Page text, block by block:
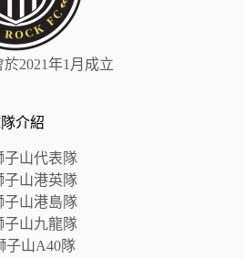
2021年1月成立
介紹
子山代表隊
子山港英隊
子山港島隊
子山九龍隊
子山A40隊